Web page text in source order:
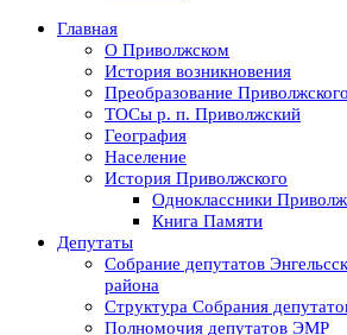
Главная
О Приволжском
История возникновения
Преобразование
ТОСы р. п. Приволжский
География
Население
История Приволжского
Одноклассники
Книга Памяти
Депутаты
Собрание депутатов
района
Структура Собрания
Полномочия депутатов ЭМР